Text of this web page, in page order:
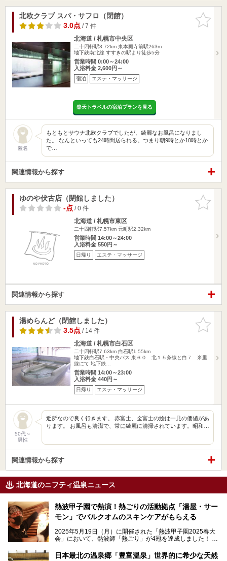
お気に入
りに追加
北欧クラブ スパ・サフロ（閉館）
3.0点/ 7 件
北海道 / 札幌市中央区
二十四軒駅3.72km 東本願寺前駅263m
地下鉄南北線 すすきの駅より徒歩5分
営業時間 0:00～24:00
入浴料金 2,600円～
宿泊 エステ・マッサージ
楽天トラベルの宿泊プランを見る
匿名
もともとサウナ北欧クラブでしたが、綺麗なお風呂になりまし
た。 なんといっても24時間居られる。つまり朝9時とか10時とか
で…
関連情報から探す
お気に入
りに追加
ゆのや伏古店（閉館しました）
-点/ 0 件
北海道 / 札幌市東区
二十四軒駅7.57km 元町駅2.32km
営業時間 14:00～24:00
入浴料金 550円～
日帰り エステ・マッサージ
関連情報から探す
お気に入
りに追加
湯めらんど（閉館しました）
3.5点/ 14 件
北海道 / 札幌市白石区
二十四軒駅7.63km 白石駅1.55km
地下鉄白石駅・中央バス 東６０ 北１５条線と白７ 米里
線にて 地下鉄…
営業時間 14:00～23:00
入浴料金 440円～
日帰り エステ・マッサージ
50代～
男性
近所なので良く行きます。 赤富士、金富士の絵は一見の価値があ
ります。 お風呂も清潔で、常に綺麗に清掃されています。昭和…
関連情報から探す
北海道のニフティ温泉ニュース
熱波甲子園で熱演！熱ごりの活動拠点「湯屋・サー
モン」でバルクオムのスキンケアがもらえる
2025年5月19日（月）に開催された「熱波甲子園2025春大
会」において、熱波師「熱ごり」が4冠を達成しました！
動拠点である北海道の銭湯「湯屋・サーモン」にて、メンズ
日本最北の温泉郷「豊富温泉」世界的に希少な天然